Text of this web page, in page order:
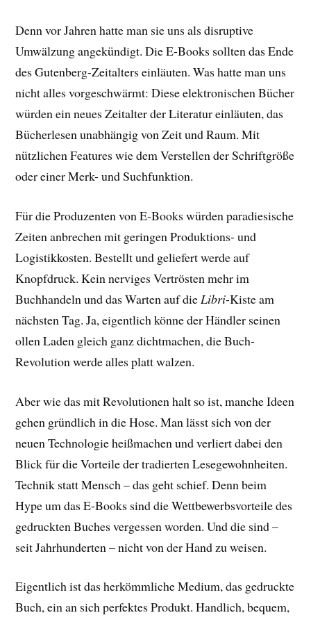
Denn vor Jahren hatte man sie uns als disruptive
Umwälzung angekündigt. Die E-Books sollten das Ende
des Gutenberg-Zeitalters einläuten. Was hatte man uns
nicht alles vorgeschwärmt: Diese elektronischen Bücher
würden ein neues Zeitalter der Literatur einläuten, das
Bücherlesen unabhängig von Zeit und Raum. Mit
nützlichen Features wie dem Verstellen der Schriftgröße
oder einer Merk- und Suchfunktion.
Für die Produzenten von E-Books würden paradiesische
Zeiten anbrechen mit geringen Produktions- und
Logistikkosten. Bestellt und geliefert werde auf
Knopfdruck. Kein nerviges Vertrösten mehr im
Buchhandeln und das Warten auf dieLibri-Kiste am
nächsten Tag. Ja, eigentlich könne der Händler seinen
ollen Laden gleich ganz dichtmachen, die Buch-
Revolution werde alles platt walzen.
Aber wie das mit Revolutionen halt so ist, manche Ideen
gehen gründlich in die Hose. Man lässt sich von der
neuen Technologie heißmachen und verliert dabei den
Blick für die Vorteile der tradierten Lesegewohnheiten.
Technik statt Mensch – das geht schief. Denn beim
Hype um das E-Books sind die Wettbewerbsvorteile des
gedruckten Buches vergessen worden. Und die sind –
seit Jahrhunderten – nicht von der Hand zu weisen.
Eigentlich ist das herkömmliche Medium, das gedruckte
Buch, ein an sich perfektes Produkt. Handlich, bequem,